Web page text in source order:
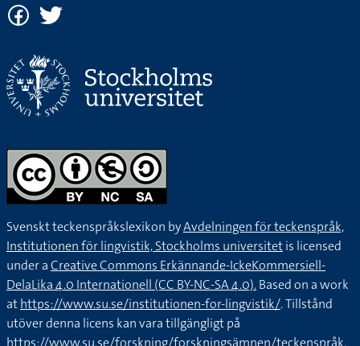
Svenskt teckenspråkslexikon byAvdelningen för teckenspråk,
Institutionen för lingvistik, Stockholms universitetis licensed
under aCreative Commons Erkännande-IckeKommersiell-
DelaLika 4.0 Internationell (CC BY-NC-SA 4.0).Based on a work
athttps://www.su.se/institutionen-for-lingvistik/. Tillstånd
utöver denna licens kan vara tillgängligt på
https://www.su.se/forskning/forskningsämnen/teckenspråk.